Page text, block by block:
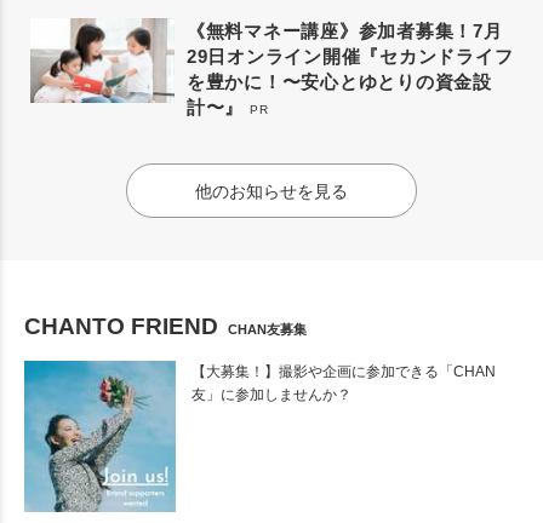
《無料マネー講座》参加者募集！7月
29日オンライン開催『セカンドライフ
を豊かに！〜安心とゆとりの資金設
計〜』
PR
他のお知らせを見る
CHANTO FRIEND CHAN友募集
【大募集！】撮影や企画に参加できる「CHAN
友」に参加しませんか？